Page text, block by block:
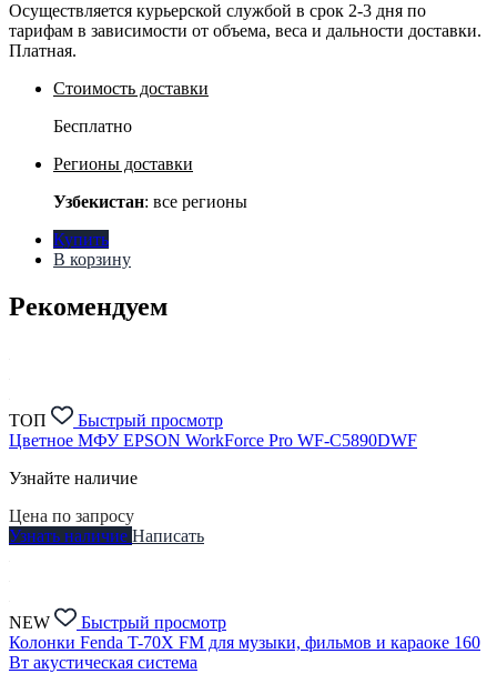
Осуществляется курьерской службой в срок 2-3 дня по
тарифам в зависимости от объема, веса и дальности доставки.
Платная.
Стоимость доставки
Бесплатно
Регионы доставки
Узбекистан: все регионы
Купить
В корзину
Рекомендуем
ТОП
Быстрый просмотр
Цветное МФУ EPSON WorkForce Pro WF-C5890DWF
Узнайте наличие
Цена по запросу
Узнать наличие Написать
NEW
Быстрый просмотр
Колонки Fenda T-70X FM для музыки, фильмов и караоке 160
Вт акустическая система